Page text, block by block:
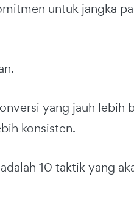
untuk jangka
yang jauh lebih
konsisten.
10 taktik yang